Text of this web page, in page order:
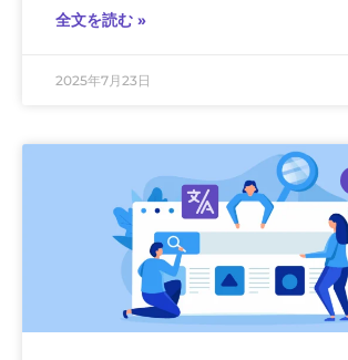
全文を読む »
2025年7月23日